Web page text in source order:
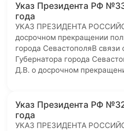
Указ Президента РФ
года
УКАЗ ПРЕЗИДЕНТА
досрочном прекращении
города СевастополяВ связи
Губернатора города
Д.В. о досрочном
Указ Президента РФ
года
УКАЗ ПРЕЗИДЕНТА